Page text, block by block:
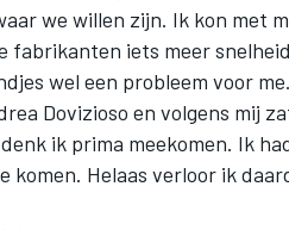
we willen zijn. Ik kon met
fabrikanten iets meer
wel een probleem voor
Dovizioso en volgens mij
ik prima meekomen. Ik
komen. Helaas verloor ik